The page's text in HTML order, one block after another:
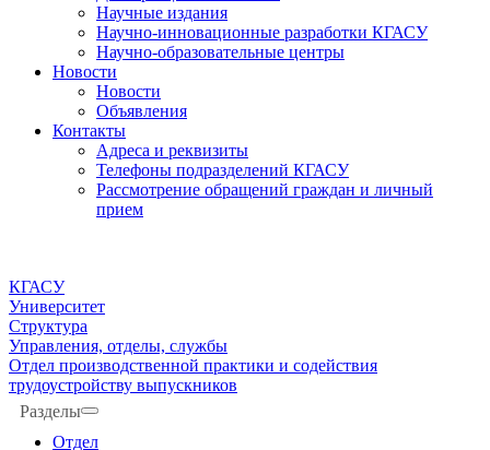
Научные издания
Научно-инновационные разработки КГАСУ
Научно-образовательные центры
Новости
Новости
Объявления
Контакты
Адреса и реквизиты
Телефоны подразделений КГАСУ
Рассмотрение обращений граждан и личный
прием
КГАСУ
Университет
Структура
Управления, отделы, службы
Отдел производственной практики и содействия
трудоустройству выпускников
Разделы
Отдел